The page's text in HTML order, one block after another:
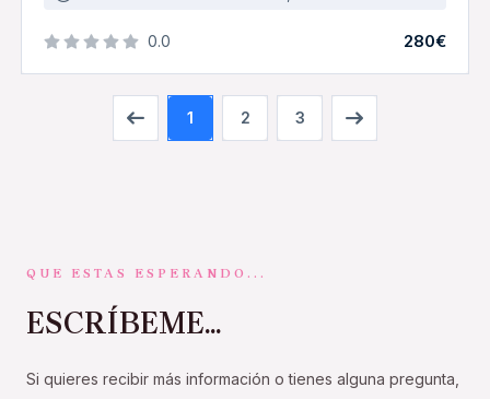
0.0 280€
1 2 3
QUE ESTAS ESPERANDO...
ESCRÍBEME...
Si quieres recibir más información o tienes alguna pregunta,